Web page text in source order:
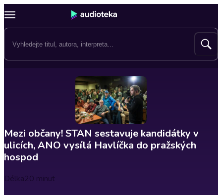
Mezi občany! STAN sestavuje kandidátky v
ulicích, ANO vysílá Havlíčka do pražských
hospod
Délka20 minut